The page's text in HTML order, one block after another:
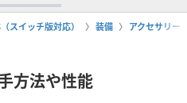
スイッチ版対応） 装備 アクセサリー
方法や性能